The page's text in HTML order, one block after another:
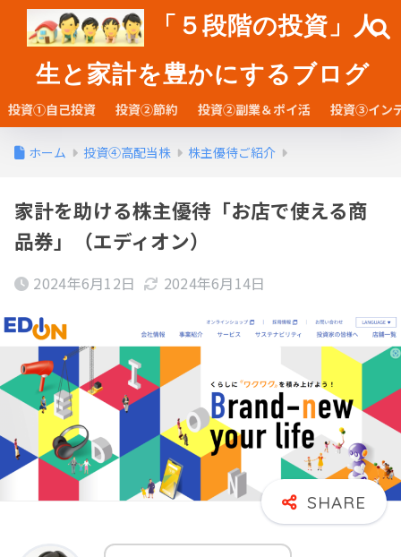
「５段階の投資」人
生と家計を豊かにするブログ
投資①自己投資 投資②節約 投資②副業＆ポイ活 投資③イン
ホーム 投資④高配当株 株主優待ご紹介
家計を助ける株主優待「お店で使える商
品券」（エディオン）
2024年6月12日 2024年6月14日